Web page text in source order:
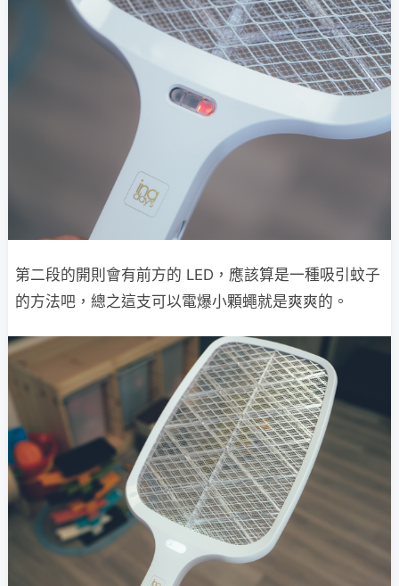
第二段的開則會有前方的 LED，應該算是一種吸引蚊子
的方法吧，總之這支可以電爆小顆蠅就是爽爽的。